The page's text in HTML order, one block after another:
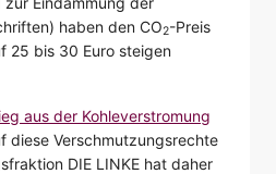
haben den CO2-Preis
25 bis 30 Euro steigen
aus der Kohleverstromung
diese Verschmutzungsrechte
DIE LINKE hat daher